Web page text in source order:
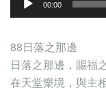
频
放
器
00:00
88日落之那邊
日落之那邊，賜福
在天堂樂境，與主